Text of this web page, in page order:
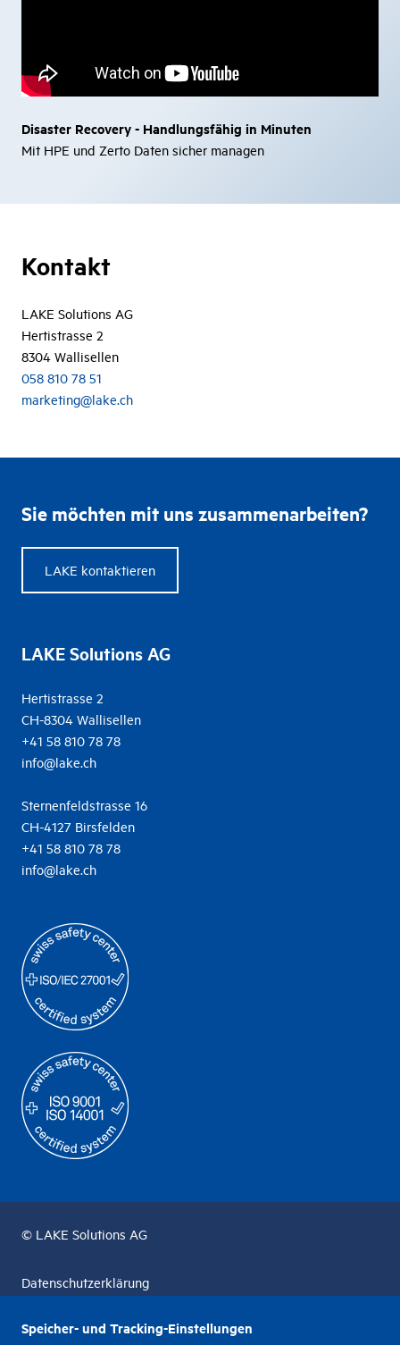
Disaster Recovery - Handlungsfähig in Minuten
Mit HPE und Zerto Daten sicher managen
Kontakt
LAKE Solutions AG
Hertistrasse 2
8304 Wallisellen
058 810 78 51
marketing@lake.ch
Sie möchten mit uns zusammenarbeiten?
LAKE kontaktieren
LAKE Solutions AG
Hertistrasse 2
CH-8304 Wallisellen
+41 58 810 78 78
info@lake.ch
Sternenfeldstrasse 16
CH-4127 Birsfelden
+41 58 810 78 78
info@lake.ch
© LAKE Solutions AG
Datenschutzerklärung
Unternehmensführung & Richtlinien
Speicher- und Tracking-Einstellungen